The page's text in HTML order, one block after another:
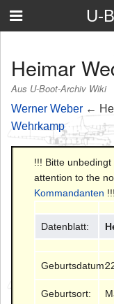
U-
Heimar
Aus U-Boot-Archiv Wiki
Werner Weber ←
Wehrkamp
!!! Bitte
attention to the
Kommandanten !!!
Datenblatt:
Geburtsdatum:
Geburtsort: